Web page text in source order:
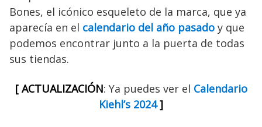
Bones, el icónico esqueleto de la marca, que ya
aparecía en el calendario del año pasado y que
podemos encontrar junto a la puerta de todas
sus tiendas.
[ ACTUALIZACIÓN: Ya puedes ver el Calendario
Kiehl’s 2024]